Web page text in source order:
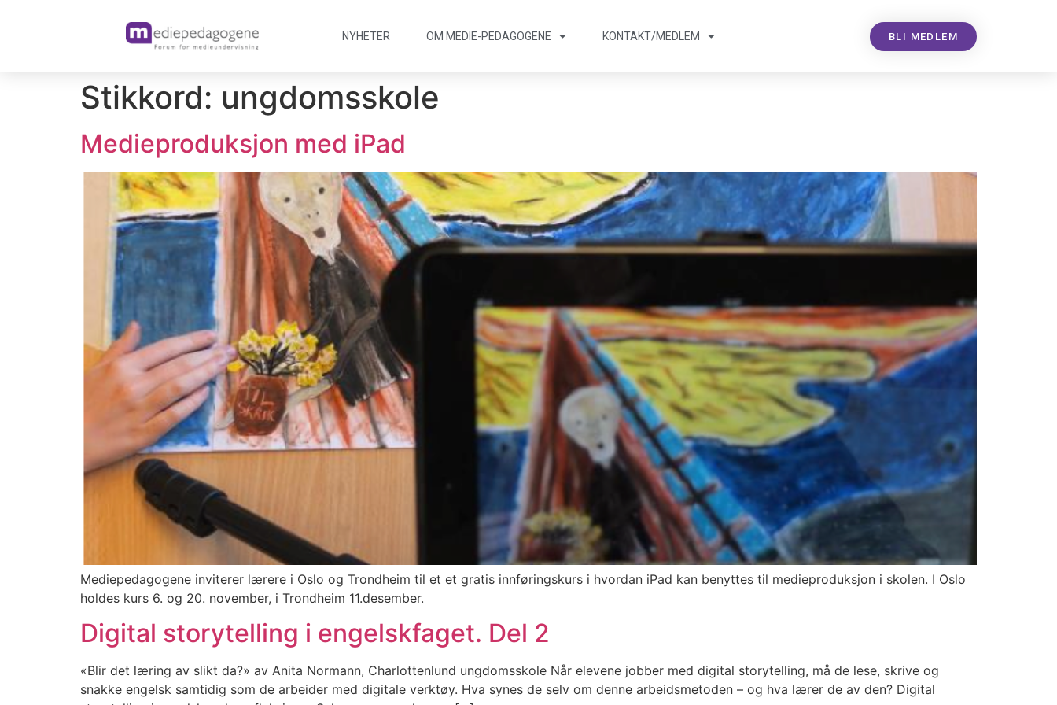
NYHETER OM MEDIE-PEDAGOGENE KONTAKT/MEDLEM BLI MEDLEM
Stikkord: ungdomsskole
Medieproduksjon med iPad
Mediepedagogene inviterer lærere i Oslo og Trondheim til et et gratis innføringskurs i hvordan iPad kan benyttes til medieproduksjon i skolen. I Oslo
holdes kurs 6. og 20. november, i Trondheim 11.desember.
Digital storytelling i engelskfaget. Del 2
«Blir det læring av slikt da?» av Anita Normann, Charlottenlund ungdomsskole Når elevene jobber med digital storytelling, må de lese, skrive og
snakke engelsk samtidig som de arbeider med digitale verktøy. Hva synes de selv om denne arbeidsmetoden – og hva lærer de av den? Digital